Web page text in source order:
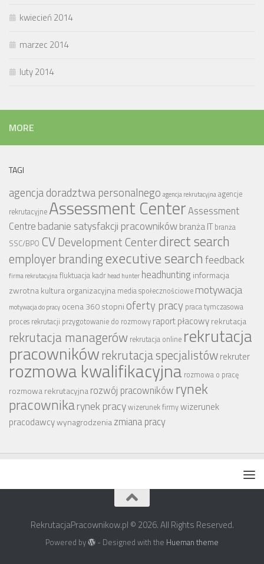
kwiecień 2014
marzec 2014
luty 2014
MORE
TAGI
agencja doradztwa personalnego agencja rekrutacyjnaagencje
rekrutacyjne Assessment CenterAssessment
Centre badanie satysfakcji pracownikówbranża IT branża
SSC/BPO CV Development Centerdirect search
employer brandingexecutive searchfeedback
firma rekrutacyjnafluktuacja kadr head hunter headhunting informacja
zwrotnakultura organizacyjna media społecznościowe motywacja
motywacja do pracy ocena 360 stopni oferty pracy praca tymczasowa
proces rekrutacji przygotowanie do rozmowy raport płacowyrekrutacja
rekrutacja managerów rekrutacja online rekrutacja
pracownikówrekrutacja specjalistówrekruter
rozmowa kwalifikacyjna rozmowa o pracę
rozmowa rekrutacyjnarozwój pracowników rynek
pracownikarynek pracywizerunek firmywizerunek
pracodawcywynagrodzeniazmiana pracy
RekrutacjaPracownikow.pl © 2026. All Rights Reserved.
Powered by - Designed with the Hueman theme